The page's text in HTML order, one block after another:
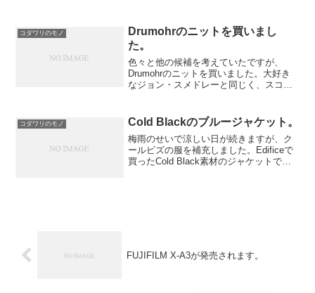
は全くカサカサ肌ではないんですが。
コダワリのモノ
Drumohrのニットを買いまし
た。
色々と他の候補を考えていたですが、
Drumohrのニットを買いました。大好き
なジョン・スメドレーと同じく、スコッ
あり、１７７０年の設立を意味している
と聞きます。伝統的な...
コダワリのモノ Cold Blackのブルージャケット。
梅雨のせいで涼しい日が続きますが、ク
ールビズの服を補充しました。Edificeで
買ったCold Black素材のジャケットで
FUJIFILM X-A3が発売されます。